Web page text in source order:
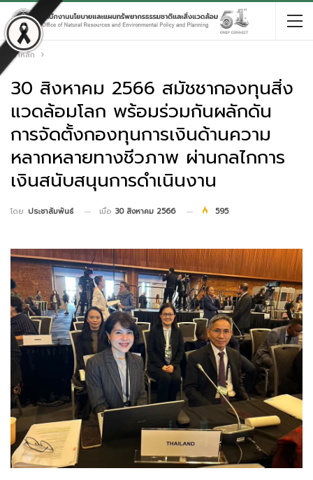
หน้าหลัก
30 สิงหาคม 2566 สมัชชากองทุนสิ่ง
แวดล้อมโลก พร้อมร่วมกันผลักดัน
การจัดตั้งกองทุนการเงินด้านความ
หลากหลายทางชีวภาพ ผ่านกลไกการ
เงินสนับสนุนการดำเนินงาน
โดย ประชาสัมพันธ์ เมื่อ 30 สิงหาคม 2566 595